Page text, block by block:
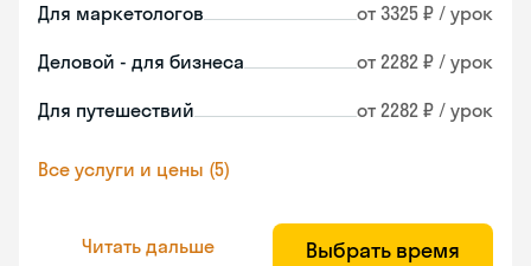
Для маркетологов от 3325 ₽ / урок
Деловой - для бизнеса от 2282 ₽ / урок
Для путешествий от 2282 ₽ / урок
Все услуги и цены (5)
Читать дальше Выбрать время